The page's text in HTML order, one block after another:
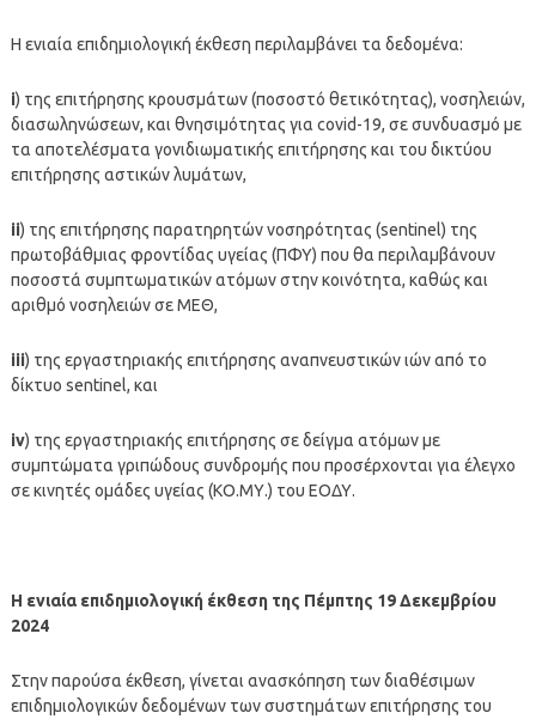
Η ενιαία επιδημιολογική έκθεση περιλαμβάνει τα δεδομένα:
i) της επιτήρησης κρουσμάτων (ποσοστό θετικότητας), νοσηλειών,
διασωληνώσεων, και θνησιμότητας για covid-19, σε συνδυασμό με
τα αποτελέσματα γονιδιωματικής επιτήρησης και του δικτύου
επιτήρησης αστικών λυμάτων,
ii) της επιτήρησης παρατηρητών νοσηρότητας (sentinel) της
πρωτοβάθμιας φροντίδας υγείας (ΠΦΥ) που θα περιλαμβάνουν
ποσοστά συμπτωματικών ατόμων στην κοινότητα, καθώς και
αριθμό νοσηλειών σε ΜΕΘ,
iii) της εργαστηριακής επιτήρησης αναπνευστικών ιών από το
δίκτυο sentinel, και
iv) της εργαστηριακής επιτήρησης σε δείγμα ατόμων με
συμπτώματα γριπώδους συνδρομής που προσέρχονται για έλεγχο
σε κινητές ομάδες υγείας (ΚΟ.ΜΥ.) του ΕΟΔΥ.
Η ενιαία επιδημιολογική έκθεση της Πέμπτης 19 Δεκεμβρίου
2024
Στην παρούσα έκθεση, γίνεται ανασκόπηση των διαθέσιμων
επιδημιολογικών δεδομένων των συστημάτων επιτήρησης του